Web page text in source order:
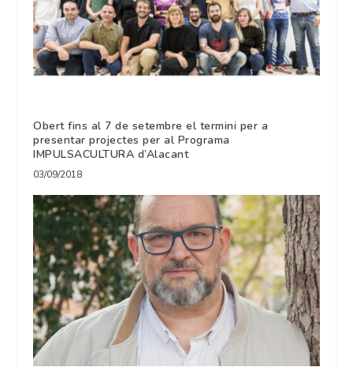
Obert fins al 7 de setembre el termini per a
presentar projectes per al Programa
IMPULSACULTURA d’Alacant
03/09/2018